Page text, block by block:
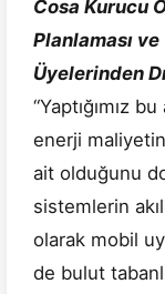
Cosa Kurucu
Planlaması
Üyelerinden
“Yaptığımız
enerji
ait olduğunu
sistemlerin
olarak mobil
de bulut